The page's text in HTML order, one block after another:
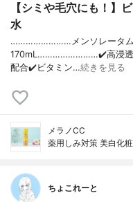
【シミや毛穴にも！】
水
……………………メンソレータム
170mL……………………✔️高浸透
配合✔️ビタミン…続きを見る
メラノCC
薬用しみ対策 美白化
ちょこれーと